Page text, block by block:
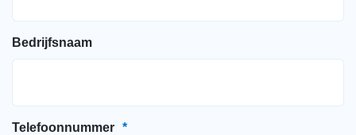
Bedrijfsnaam
Telefoonnummer *